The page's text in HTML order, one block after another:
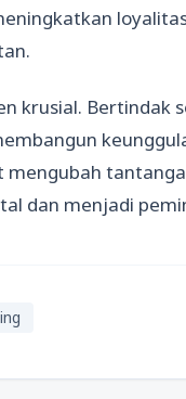
krusial.
dan menjadi